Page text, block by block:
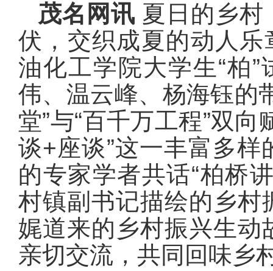
茂名网讯 夏日的乡村
伏，交织成夏的动人
油化工学院大学生“柏
伟、温云峰、杨海钰的
堂”与“百千万工程”双
谈+座谈”这一丰富多
的专家学者共话“柏桥
村镇副书记描绘的乡村
娓道来的乡村振兴生
亲切交流，共同回味乡